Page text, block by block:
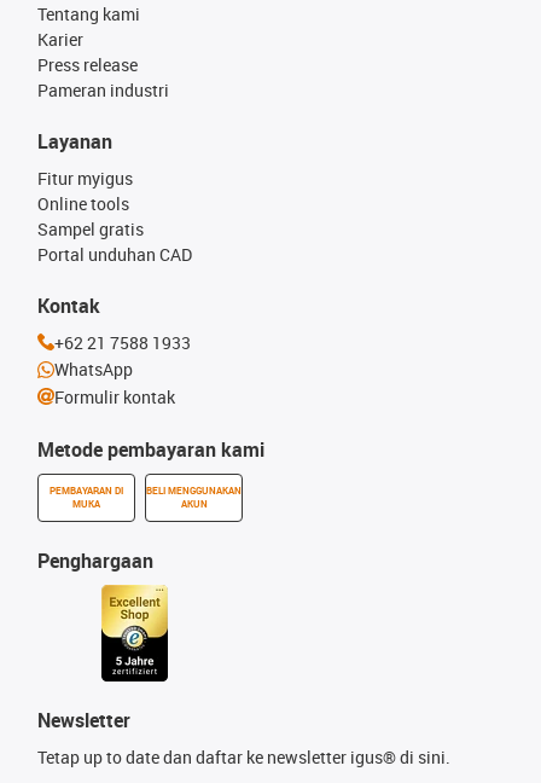
Tentang kami
Karier
Press release
Pameran industri
Metode pembayaran kami
PEMBAYARAN DI
MUKA
BELI MENGGUNAKAN
AKUN
Layanan
Fitur myigus
Online tools
Sampel gratis
Portal unduhan CAD
Penghargaan
Newsletter
Tetap up to date dan daftar ke newsletter igus® di sini.
Kontak
+62 21 7588 1933
WhatsApp
Formulir kontak